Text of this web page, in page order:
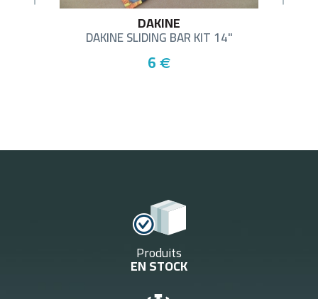
DAKINE
DAKINE SLIDING BAR KIT 14"
6 €
Produits
EN STOCK